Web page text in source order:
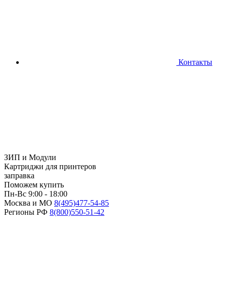
Контакты
ЗИП и Модули
Картриджи для принтеров
заправка
Поможем купить
Пн-Вс 9:00 - 18:00
Москва и МО 8(495)477-54-85
Регионы РФ 8(800)550-51-42